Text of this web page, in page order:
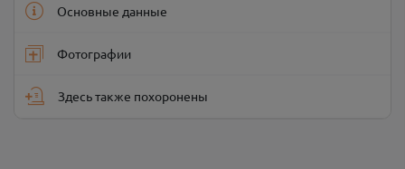
Основные данные
Фотографии
Здесь также похоронены